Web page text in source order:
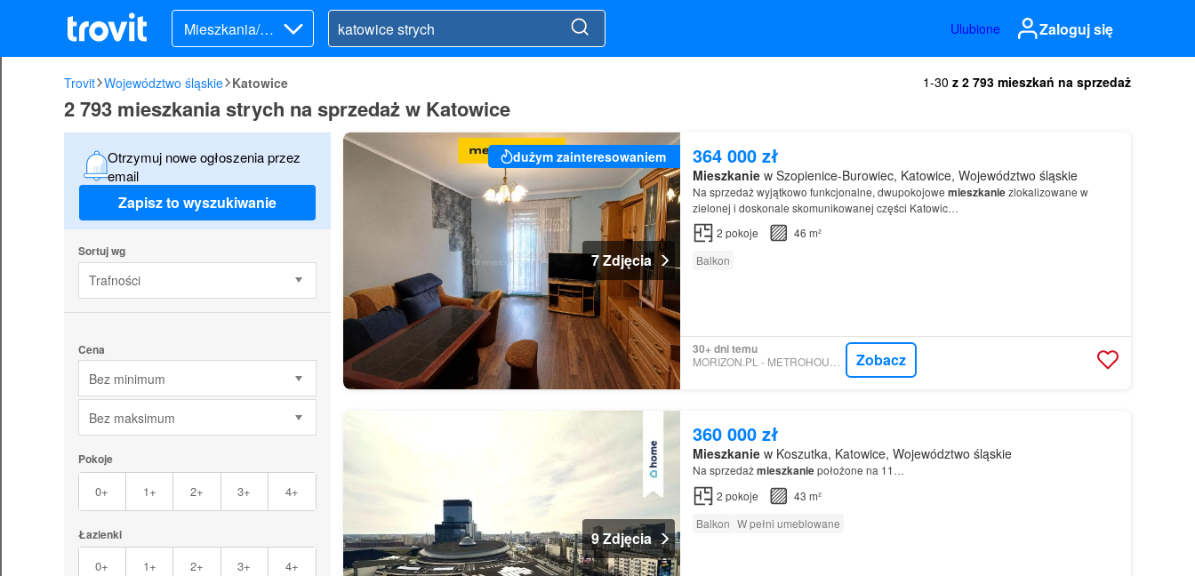
Mieszkania/Do
my (sprzedaż)
Ulubione Zaloguj się
Trovit Województwo śląskie Katowice 1-30 z 2 793 mieszkań na sprzedaż
2 793 mieszkania strych na sprzedaż w Katowice
Otrzymuj nowe ogłoszenia przez
email
Zapisz to wyszukiwanie
Sortuj wg
Trafności
Cena
Bez minimum
Bez maksimum
Pokoje
0+ 1+ 2+ 3+ 4+
Łazienki
0+ 1+ 2+ 3+ 4+
dużym zainteresowaniem
7 Zdjęcia
364 000 zł
Mieszkaniew Szopienice-Burowiec, Katowice, Województwo śląskie
Na sprzedaż wyjątkowo funkcjonalne, dwupokojowe mieszkaniezlokalizowane w
zielonej i doskonale skomunikowanej części Katowic…
2 pokoje
46 m²
Balkon
30+ dni temu
MORIZON.PL - METROHOUSE FRANCHISE S.A. Zobacz
9 Zdjęcia
360 000 zł
Mieszkaniew Koszutka, Katowice, Województwo śląskie
Na sprzedażmieszkaniepołożone na 11…
2 pokoje
43 m²
Balkon W pełni umeblowane